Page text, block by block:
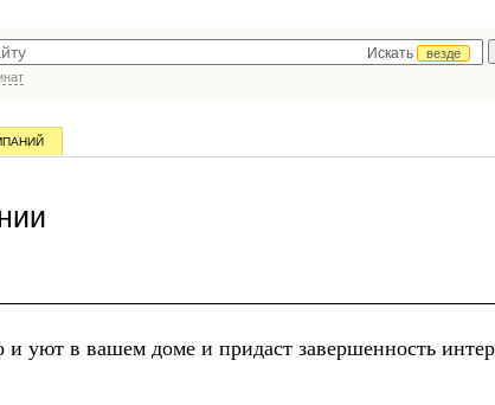
Искать
везде
и уют в вашем доме и придаст завершенность